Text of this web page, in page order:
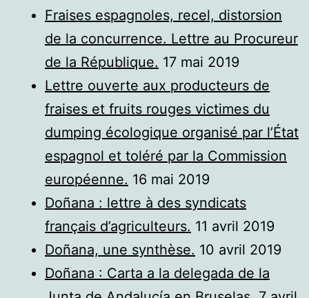
Fraises espagnoles, recel, distorsion
de la concurrence. Lettre au Procureur
de la République. 17 mai 2019
Lettre ouverte aux producteurs de
fraises et fruits rouges victimes du
dumping écologique organisé par l’État
espagnol et toléré par la Commission
européenne. 16 mai 2019
Doñana : lettre à des syndicats
français d’agriculteurs. 11 avril 2019
Doñana, une synthèse. 10 avril 2019
Doñana : Carta a la delegada de la